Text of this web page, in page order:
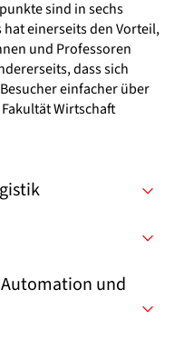
sind in sechs
einerseits den Vorteil,
und Professoren
dass sich
einfacher über
Wirtschaft
und